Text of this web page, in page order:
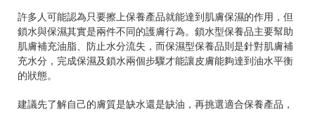
許多人可能認為只要擦上保養產品就能達到肌膚保濕的作用，但
鎖水與保濕其實是兩件不同的護膚行為。鎖水型保養品主要幫助
肌膚補充油脂、防止水分流失，而保濕型保養品則是針對肌膚補
充水分，完成保濕及鎖水兩個步驟才能讓皮膚能夠達到油水平衡
的狀態。
建議先了解自己的膚質是缺水還是缺油，再挑選適合保養產品，